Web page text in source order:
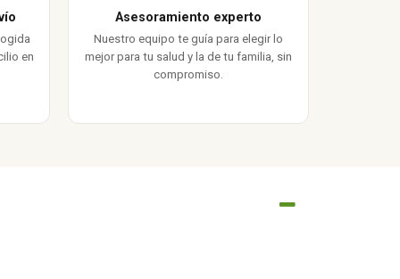
en
Asesoramiento experto
Nuestro equipo te guía para elegir lo
mejor para tu salud y la de tu familia, sin
compromiso.